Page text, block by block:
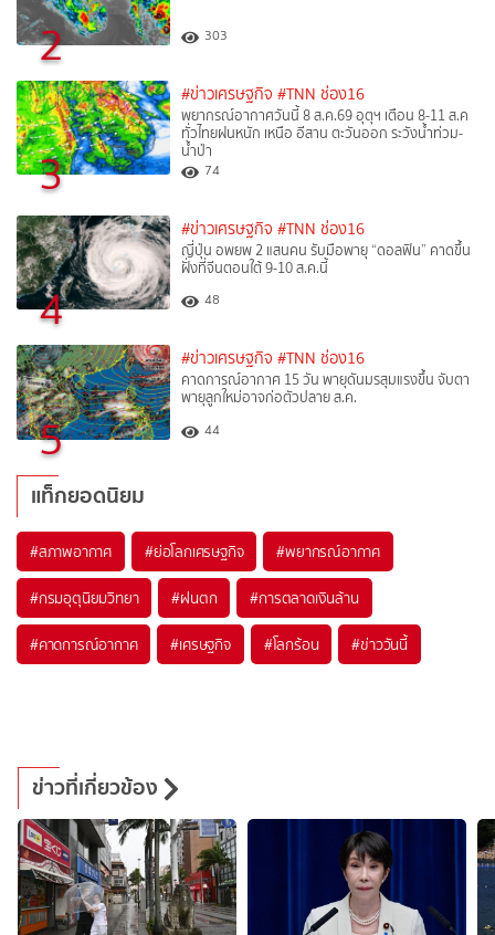
2 303
3
#ข่าวเศรษฐกิจ #TNN ช่อง16
พยากรณ์อากาศวันนี้ 8 ส.ค.69 อุตุฯ เตือน 8-11 ส.ค
ทั่วไทยฝนหนัก เหนือ อีสาน ตะวันออก ระวังน้ำท่วม-
น้ำป่า
74
4
#ข่าวเศรษฐกิจ #TNN ช่อง16
ญี่ปุ่น อพยพ 2 แสนคน รับมือพายุ “ดอลฟิน” คาดขึ้น
ฝั่งที่จีนตอนใต้ 9-10 ส.ค.นี้
48
5
#ข่าวเศรษฐกิจ #TNN ช่อง16
คาดการณ์อากาศ 15 วัน พายุดันมรสุมแรงขึ้น จับตา
พายุลูกใหม่อาจก่อตัวปลาย ส.ค.
44
แท็กยอดนิยม
#สภาพอากาศ #ย่อโลกเศรษฐกิจ #พยากรณ์อากาศ
#กรมอุตุนิยมวิทยา #ฝนตก #การตลาดเงินล้าน
#คาดการณ์อากาศ #เศรษฐกิจ #โลกร้อน #ข่าววันนี้
ข่าวที่เกี่ยวข้อง